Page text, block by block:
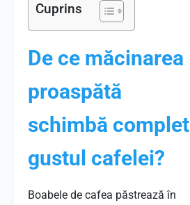
Cuprins
De ce măcinarea
proaspătă
schimbă complet
gustul cafelei?
Boabele de cafea păstrează în